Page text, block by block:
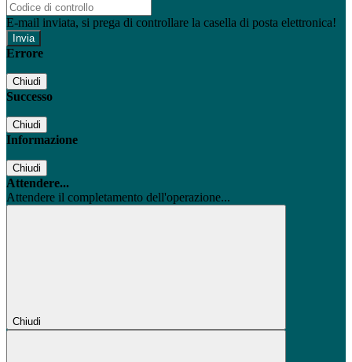
E-mail inviata, si prega di controllare la casella di posta elettronica!
Errore
Chiudi
Successo
Chiudi
Informazione
Chiudi
Attendere...
Attendere il completamento dell'operazione...
Chiudi